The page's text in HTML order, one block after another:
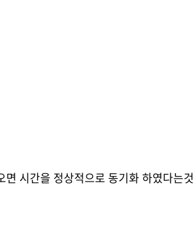
시간을 정상적으로 동기화 하였다는